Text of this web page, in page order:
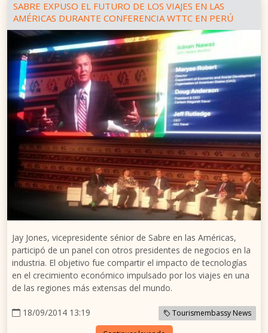
SABRE EXPUSO EL FUTURO DE LOS VIAJES EN LAS
AMÉRICAS DURANTE CONFERENCIA WTTC EN PERÚ
Jay Jones, vicepresidente sénior de Sabre en las Américas,
participó de un panel con otros presidentes de negocios en la
industria. El objetivo fue compartir el impacto de tecnologías
en el crecimiento económico impulsado por los viajes en una
de las regiones más extensas del mundo.
18/09/2014 13:19 Tourismembassy News